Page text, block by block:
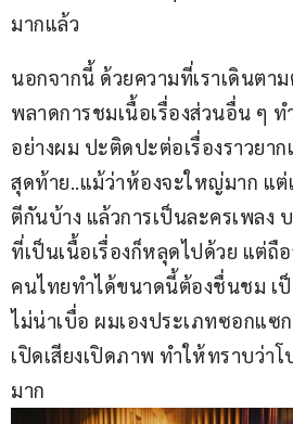
มากแล้ว
นอกจากนี้ ด้วยความที่เราเดินตา
พลาดการชมเนื้อเรื่องส่วนอื่น ๆ ท
อย่างผม ปะติดปะต่อเรื่องราวยา
สุดท้าย..แม้ว่าห้องจะใหญ่มาก แต่
ตีกันบ้าง แล้วการเป็นละครเพลง
ที่เป็นเนื้อเรื่องก็หลุดไปด้วย แต่ถื
คนไทยทำได้ขนาดนี้ต้องชื่นชม เ
ไม่น่าเบื่อ ผมเองประเภทซอกแซ
เปิดเสียงเปิดภาพ ทำให้ทราบว่า
มาก